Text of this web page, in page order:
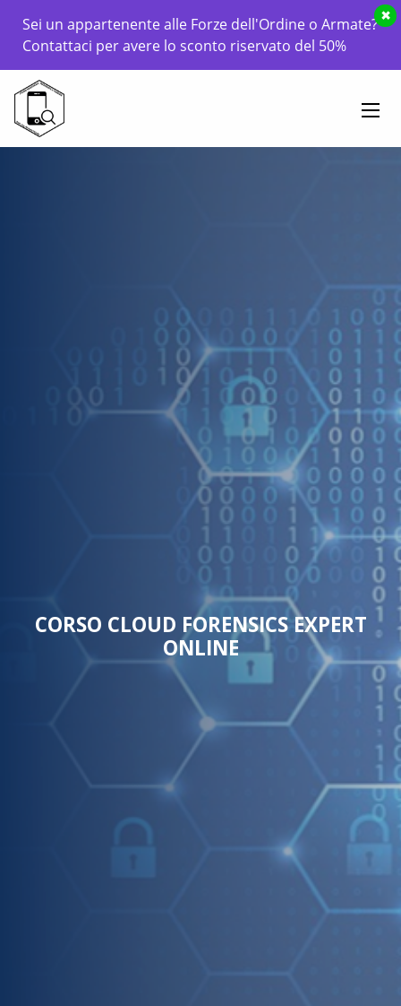
Sei un appartenente alle Forze dell'Ordine o Armate?
Contattaci per avere lo sconto riservato del 50%
×
CORSO CLOUD FORENSICS EXPERT
ONLINE